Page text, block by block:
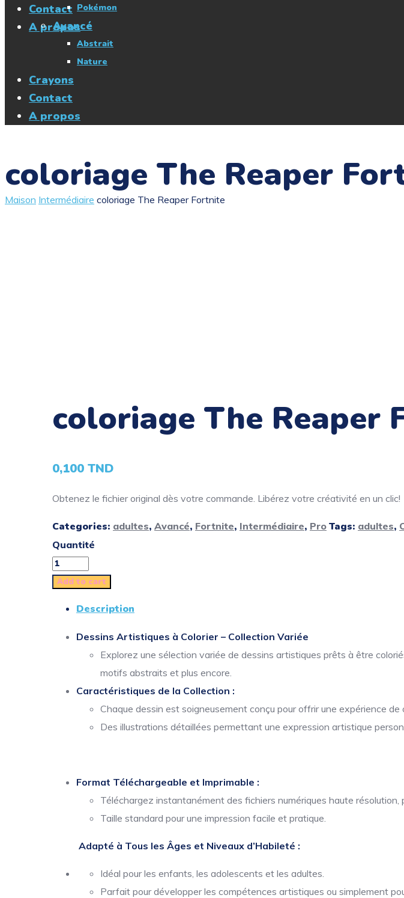
Contact
A propos
Pokémon
Avancé
Abstrait
Nature
Crayons
Contact
A propos
coloriage The Reaper
Maison Intermédiaire coloriage The Reaper Fortnite
coloriage The Reaper
0,100 TND
Obtenez le fichier original dès votre commande. Libérez votre créativité en un clic!
Categories: adultes, Avancé, Fortnite, Intermédiaire, Pro Tags: adultes,
Quantité
Add to cart
Description
Dessins Artistiques à Colorier – Collection Variée
Explorez une sélection variée de dessins artistiques prêts à être
motifs abstraits et plus encore.
Caractéristiques de la Collection :
Chaque dessin est soigneusement conçu pour offrir une expérience de
Des illustrations détaillées permettant une expression artistique
Format Téléchargeable et Imprimable :
Téléchargez instantanément des fichiers numériques haute résolution,
Taille standard pour une impression facile et pratique.
Adapté à Tous les Âges et Niveaux d’Habileté :
Idéal pour les enfants, les adolescents et les adultes.
Parfait pour développer les compétences artistiques ou simplement